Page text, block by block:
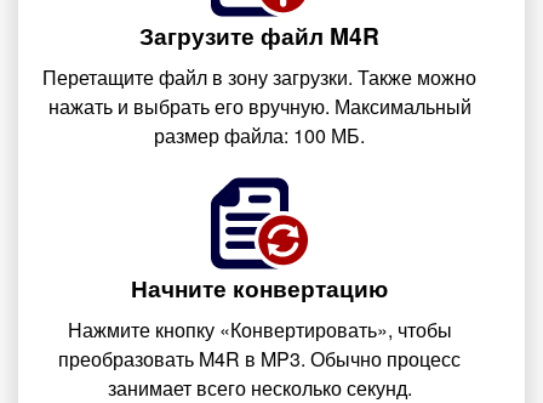
Загрузите файл M4R
Перетащите файл в зону загрузки. Также можно
нажать и выбрать его вручную. Максимальный
размер файла: 100 МБ.
Начните конвертацию
Нажмите кнопку «Конвертировать», чтобы
преобразовать M4R в MP3. Обычно процесс
занимает всего несколько секунд.